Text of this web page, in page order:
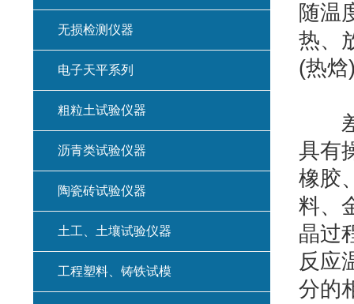
随温
热、
(热
差
具有
橡胶
料、
晶过
反应
分的
无损检测仪器
电子天平系列
粗粒土试验仪器
沥青类试验仪器
陶瓷砖试验仪器
土工、土壤试验仪器
工程塑料、铸铁试模